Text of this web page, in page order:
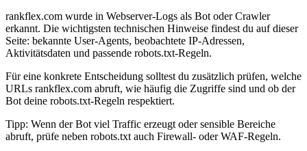
rankflex.com wurde in Webserver-Logs als Bot oder Crawler
erkannt. Die wichtigsten technischen Hinweise findest du auf dieser
Seite: bekannte User-Agents, beobachtete IP-Adressen,
Aktivitätsdaten und passende robots.txt-Regeln.
Für eine konkrete Entscheidung solltest du zusätzlich prüfen, welche
URLs rankflex.com abruft, wie häufig die Zugriffe sind und ob der
Bot deine robots.txt-Regeln respektiert.
Tipp: Wenn der Bot viel Traffic erzeugt oder sensible Bereiche
abruft, prüfe neben robots.txt auch Firewall- oder WAF-Regeln.